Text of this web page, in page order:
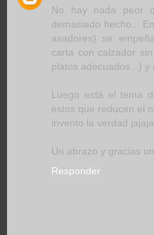
No hay nada peor
demasiado hecho...
asadores) se
carta con calzador
platos adecuados...) y
Luego está el tema
estos que reducen el
invento la verdad jajaja
Un abrazo y gracias
Responder